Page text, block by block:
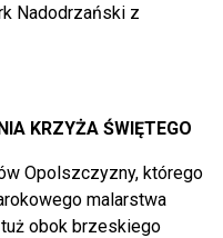
Nadodrzański z
KRZYŻA ŚWIĘTEGO
Opolszczyzny, którego
malarstwa
obok brzeskiego